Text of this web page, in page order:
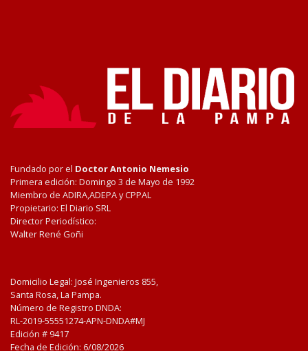
Fundado por el Doctor Antonio Nemesio
Primera edición: Domingo 3 de Mayo de 1992
Miembro de ADIRA,ADEPA y CPPAL
Propietario: El Diario SRL
Director Periodístico:
Walter René Goñi
Domicilio Legal: José Ingenieros 855,
Santa Rosa, La Pampa.
Número de Registro DNDA:
RL-2019-55551274-APN-DNDA#MJ
Edición # 9417
Fecha de Edición: 6/08/2026